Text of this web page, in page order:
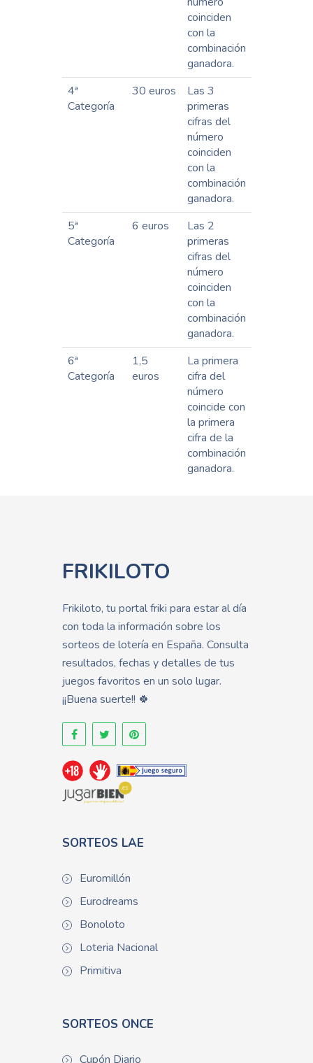
coinciden
con la
combinación
ganadora.
4ª
Categoría
30 euros
Las 3
primeras
cifras del
número
coinciden
con la
combinación
ganadora.
5ª
Categoría
6 euros
Las 2
primeras
cifras del
número
coinciden
con la
combinación
ganadora.
6ª
Categoría
1,5
euros
La primera
cifra del
número
coincide con
la primera
cifra de la
combinación
ganadora.
FRIKILOTO
Frikiloto, tu portal friki para estar al día
con toda la información sobre los
sorteos de lotería en España. Consulta
resultados, fechas y detalles de tus
juegos favoritos en un solo lugar.
¡¡Buena suerte!! 🍀
SORTEOS LAE
Euromillón
Eurodreams
Bonoloto
Loteria Nacional
Primitiva
SORTEOS ONCE
Cupón Diario